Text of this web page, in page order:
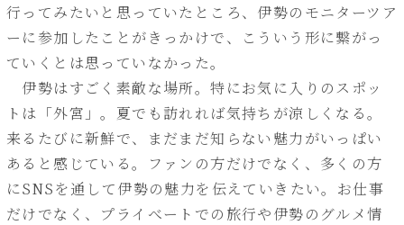
行ってみたいと思っていたところ、伊勢のモニターツア
ーに参加したことがきっかけで、こういう形に繋がっ
ていくとは思っていなかった。
伊勢はすごく素敵な場所。特にお気に入りのスポッ
トは「外宮」。夏でも訪れれば気持ちが涼しくなる。
来るたびに新鮮で、まだまだ知らない魅力がいっぱい
あると感じている。ファンの方だけでなく、多くの方
にSNSを通して伊勢の魅力を伝えていきたい。お仕事
だけでなく、プライべートでの旅行や伊勢のグルメ情